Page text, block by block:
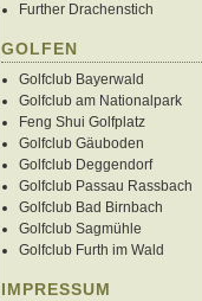
Further Drachenstich
GOLFEN
Golfclub Bayerwald
Golfclub am Nationalpark
Feng Shui Golfplatz
Golfclub Gäuboden
Golfclub Deggendorf
Golfclub Passau Rassbach
Golfclub Bad Birnbach
Golfclub Sagmühle
Golfclub Furth im Wald
IMPRESSUM